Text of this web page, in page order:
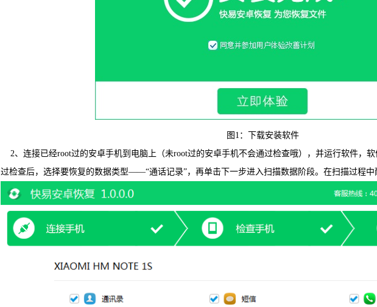
快易安卓恢
可恢复微信，通话记录等各种
WIN版下载
图1：下载安装软件
2、连接已经root过的安卓手机到电脑上（未root过的安卓手机不会通过检查哦），并运行软件，
过检查后，选择要恢复的数据类型——“通话记录”，再单击下一步进入扫描数据阶段。在扫描过程中